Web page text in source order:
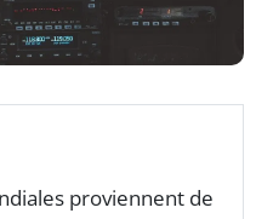
proviennent de